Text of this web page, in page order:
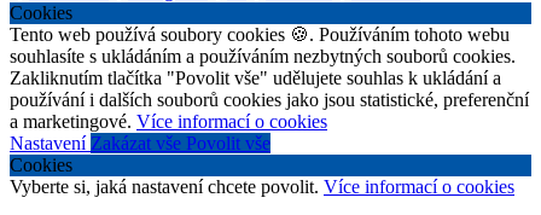
Cookies
Tento web používá soubory cookies 🍪. Používáním tohoto webu
souhlasíte s ukládáním a používáním nezbytných souborů cookies.
Zakliknutím tlačítka "Povolit vše" udělujete souhlas k ukládání a
používání i dalších souborů cookies jako jsou statistické, preferenční
a marketingové. Více informací o cookies
Nastavení Zakázat vše Povolit vše
Cookies
Vyberte si, jaká nastavení chcete povolit. Více informací o cookies